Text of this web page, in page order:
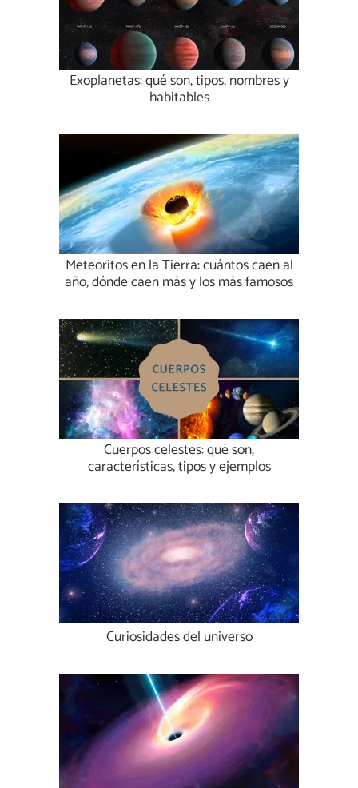
Exoplanetas: qué son, tipos, nombres y
habitables
Meteoritos en la Tierra: cuántos caen al
año, dónde caen más y los más famosos
Cuerpos celestes: qué son,
características, tipos y ejemplos
Curiosidades del universo